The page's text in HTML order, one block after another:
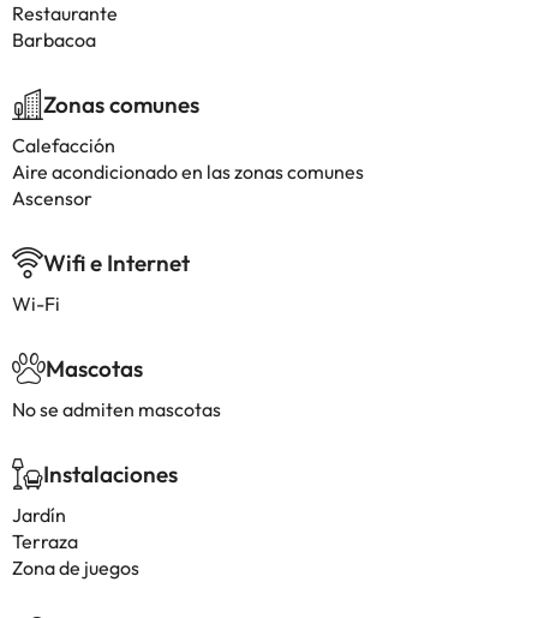
Restaurante
Barbacoa
Zonas comunes
Calefacción
Aire acondicionado en las zonas comunes
Ascensor
Wifi e Internet
Wi-Fi
Mascotas
No se admiten mascotas
Instalaciones
Jardín
Terraza
Zona de juegos